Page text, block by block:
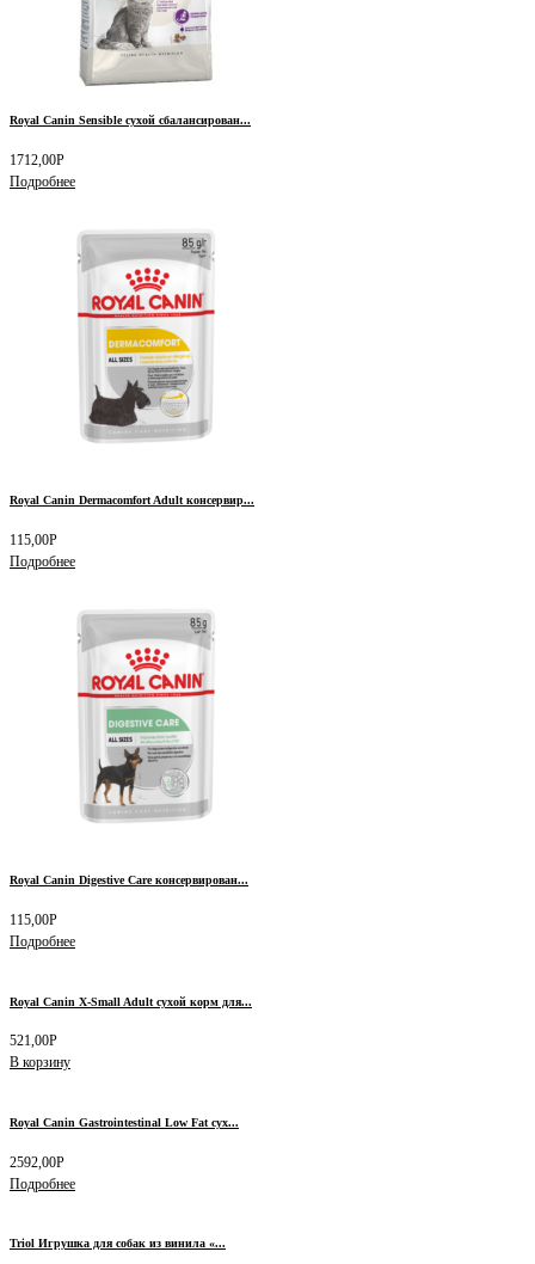
Royal Canin Sensible сухой сбалансирован...
1712,00Р
Подробнее
Royal Canin Dermacomfort Adult консервир...
115,00Р
Подробнее
Royal Canin Digestive Care консервирован...
115,00Р
Подробнее
Royal Canin X-Small Adult сухой корм для...
521,00Р
В корзину
Royal Canin Gastrointestinal Low Fat сух...
2592,00Р
Подробнее
Triol Игрушка для собак из винила «...